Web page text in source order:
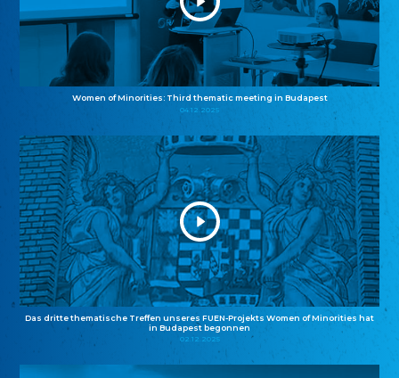
Women of Minorities: Third thematic meeting in Budapest
04.12.2025
Das dritte thematische Treffen unseres FUEN-Projekts Women of Minorities hat
in Budapest begonnen
02.12.2025